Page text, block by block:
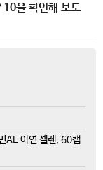
10을 확인해 보도
AE 아연 셀렌, 60캡